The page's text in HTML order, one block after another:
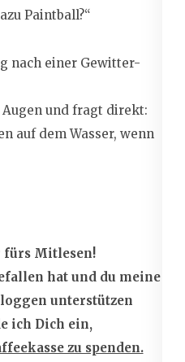
Paintball?“
nach einer Gewitter-
und fragt direkt:
auf dem Wasser, wenn
fürs Mitlesen!
hat und du meine
unterstützen
ich Dich ein,
zu spenden.